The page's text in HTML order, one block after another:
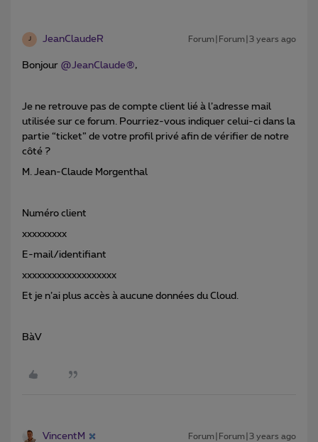
J JeanClaudeR Forum|Forum|3 years ago
Bonjour @JeanClaude®,
Je ne retrouve pas de compte client lié à l’adresse mail
utilisée sur ce forum. Pourriez-vous indiquer celui-ci dans la
partie “ticket” de votre profil privé afin de vérifier de notre
côté ?
M. Jean-Claude Morgenthal
Numéro client
xxxxxxxxx
E-mail/identifiant
xxxxxxxxxxxxxxxxxxx
Et je n’ai plus accès à aucune données du Cloud.
BàV
VincentM Forum|Forum|3 years ago